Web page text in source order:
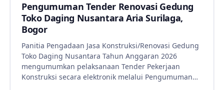
Pengumuman Tender Renovasi Gedung
Toko Daging Nusantara Aria Surilaga,
Bogor
Panitia Pengadaan Jasa Konstruksi/Renovasi Gedung
Toko Daging Nusantara Tahun Anggaran 2026
mengumumkan pelaksanaan Tender Pekerjaan
Konstruksi secara elektronik melalui Pengumuman…